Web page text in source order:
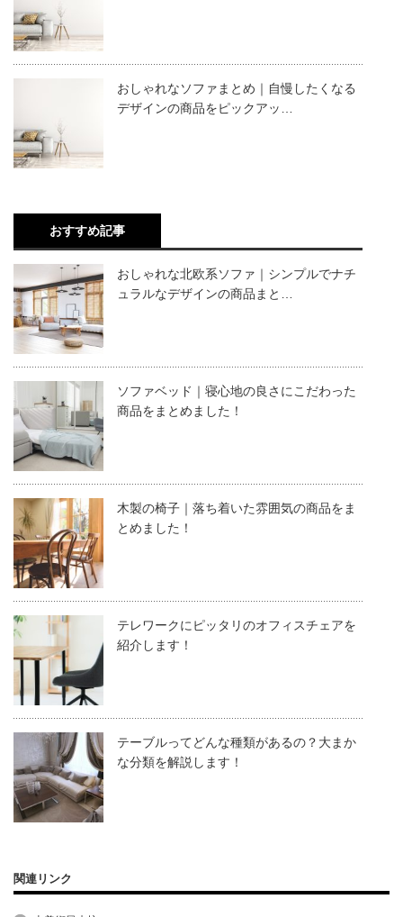
おしゃれなソファまとめ｜自慢したくなる
デザインの商品をピックアッ…
おすすめ記事
おしゃれな北欧系ソファ｜シンプルでナチ
ュラルなデザインの商品まと…
ソファベッド｜寝心地の良さにこだわった
商品をまとめました！
木製の椅子｜落ち着いた雰囲気の商品をま
とめました！
テレワークにピッタリのオフィスチェアを
紹介します！
テーブルってどんな種類があるの？大まか
な分類を解説します！
関連リンク